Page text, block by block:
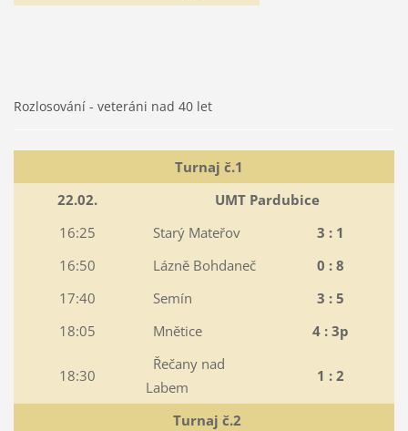
Rozlosování - veteráni nad 40 let
Turnaj č.1
22.02.
UMT Pardubice
16:25
Starý Mateřov
3 : 1
16:50
Lázně Bohdaneč
0 : 8
17:40
Semín
3 : 5
18:05
Mnětice 4 : 3p
18:30
Řečany nad
Labem
1 : 2
Turnaj č.2